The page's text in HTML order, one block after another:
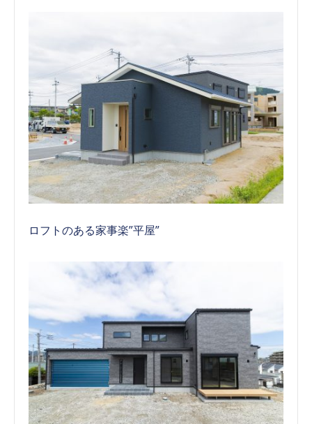
ロフトのある家事楽”平屋”